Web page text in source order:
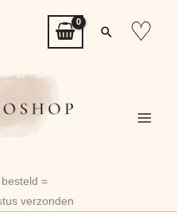
Zoeken
♡
=
verzonden